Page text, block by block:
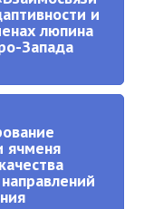
и
люпина
Запада
ячменя